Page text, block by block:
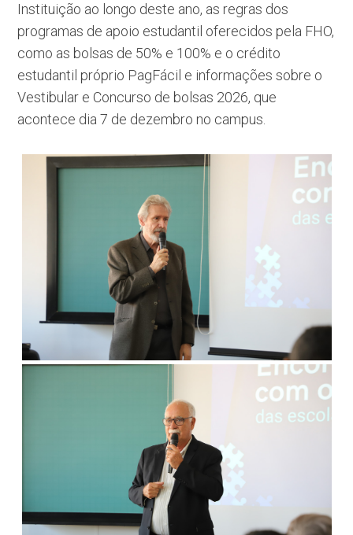
Instituição ao longo deste ano, as regras dos
programas de apoio estudantil oferecidos pela FHO,
como as bolsas de 50% e 100% e o crédito
estudantil próprio PagFácil e informações sobre o
Vestibular e Concurso de bolsas 2026, que
acontece dia 7 de dezembro no campus.